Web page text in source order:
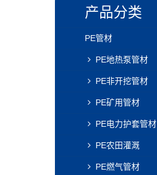
产品分类
PE管材
PE地热泵管材
PE非开挖管材
PE矿用管材
PE电力护套管材
PE农田灌溉
PE燃气管材